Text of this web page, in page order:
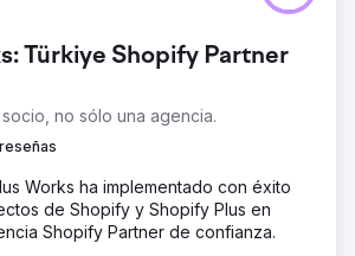
Türkiye Shopify Partner
no sólo una agencia.
Works ha implementado con éxito
de Shopify y Shopify Plus en
Shopify Partner de confianza.